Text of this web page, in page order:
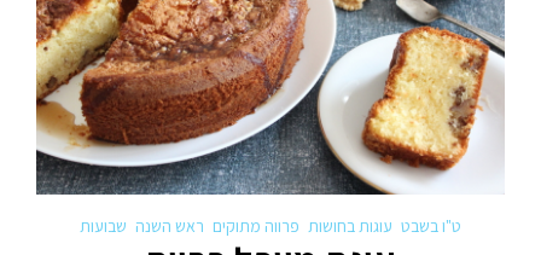
ט"ו בשבט עוגות בחושות פרווה מתוקים ראש השנה שבועות